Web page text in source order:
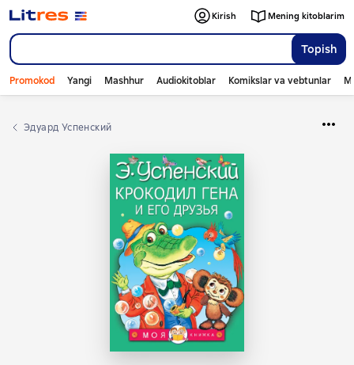
Topish
Kirish Mening kitoblarim
Promokod Yangi Mashhur Audiokitoblar Komikslar va vebtunlar
Эдуард Успенский